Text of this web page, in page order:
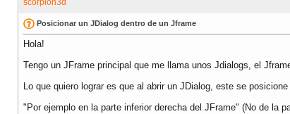
Posicionar un JDialog dentro de un Jframe
Hola!
Tengo un JFrame principal que me llama unos Jdialogs, el
Lo que quiero lograr es que al abrir un JDialog, este se
"Por ejemplo en la parte inferior derecha del JFrame" (No de la